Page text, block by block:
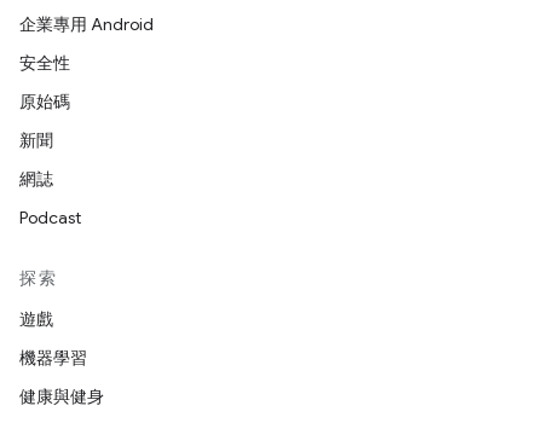
企業專用 Android
安全性
原始碼
新聞
網誌
Podcast
探索
遊戲
機器學習
健康與健身